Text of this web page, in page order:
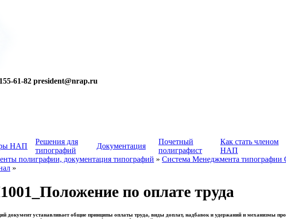
61-82 president@nrap.ru
НАП
Решения для
типографий
Документация
Почетный
полиграфист
Как стать членом
НАП
полиграфии, документация типографий » Система Менеджмента
»
по оплате труда
документ устанавливает общие принципы оплаты труда, виды доплат, надбавок и удержаний и механизмы